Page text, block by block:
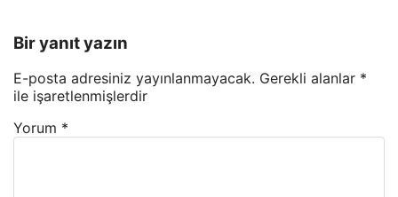
Bir yanıt yazın
E-posta adresiniz yayınlanmayacak. Gerekli alanlar *
ile işaretlenmişlerdir
Yorum *